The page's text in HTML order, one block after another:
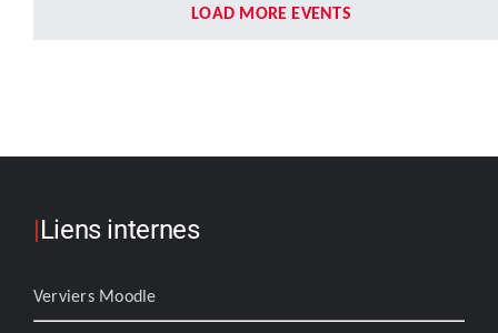
LOAD MORE EVENTS
|Liens internes
Verviers Moodle